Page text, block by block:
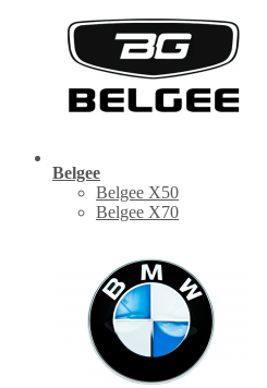
Belgee
Belgee X50
Belgee X70